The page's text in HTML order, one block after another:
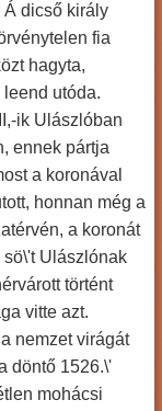
Á dicső király
fia
hagyta,
utóda.
ik Ulászlóban
ennek pártja
a koronával
honnan még a
a koronát
sö\'t Ulászlónak
történt
vitte azt.
nemzet virágát
döntő 1526.\'
mohácsi